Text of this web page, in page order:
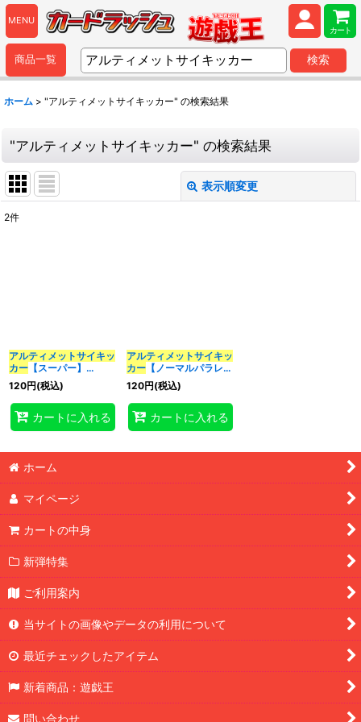
MENU
カート
商品一覧 検索
ホーム > "アルティメットサイキッカー" の検索結果
"アルティメットサイキッカー" の検索結果
表示順変更
カテゴリ:
特集:
2件
アルティメットサイキッ
カー 【スーパー】
{DREV-JP039}《融
合》
120円(税込)
カートに入れる
アルティメットサイキッ
カー【ノーマルパラレ
ル】{25TP-JP108}《融
合》
120円(税込)
カートに入れる
ホーム
マイページ
カートの中身
新弾特集
ご利用案内
当サイトの画像やデータの利用について
最近チェックしたアイテム
新着商品：遊戯王
問い合わせ